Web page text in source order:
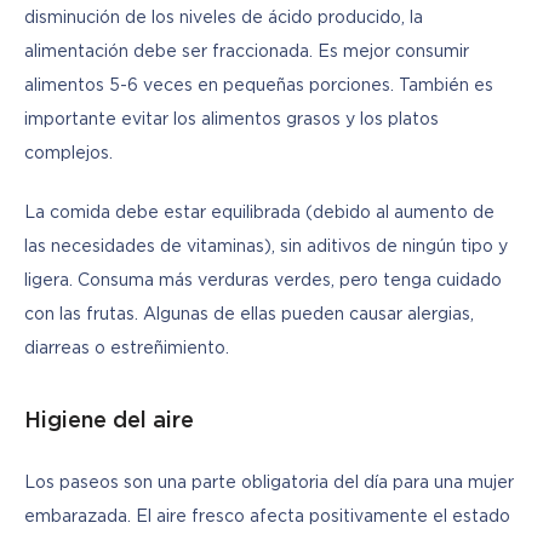
disminución de los niveles de ácido producido, la
alimentación debe ser fraccionada. Es mejor consumir
alimentos 5-6 veces en pequeñas porciones. También es
importante evitar los alimentos grasos y los platos
complejos.
La comida debe estar equilibrada (debido al aumento de
las necesidades de vitaminas), sin aditivos de ningún tipo y
ligera. Consuma más verduras verdes, pero tenga cuidado
con las frutas. Algunas de ellas pueden causar alergias,
diarreas o estreñimiento.
Higiene del aire
Los paseos son una parte obligatoria del día para una mujer
embarazada. El aire fresco afecta positivamente el estado